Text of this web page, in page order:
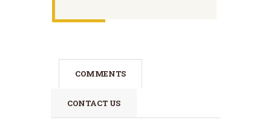
COMMENTS
CONTACT US